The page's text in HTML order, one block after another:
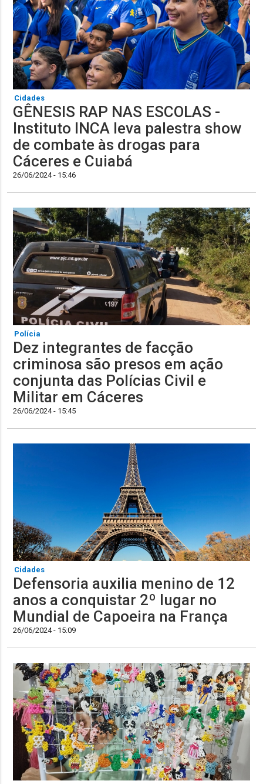
Cidades
GÊNESIS RAP NAS ESCOLAS -
Instituto INCA leva palestra show
de combate às drogas para
Cáceres e Cuiabá
26/06/2024 - 15:46
Polícia
Dez integrantes de facção
criminosa são presos em ação
conjunta das Polícias Civil e
Militar em Cáceres
26/06/2024 - 15:45
Cidades
Defensoria auxilia menino de 12
anos a conquistar 2º lugar no
Mundial de Capoeira na França
26/06/2024 - 15:09